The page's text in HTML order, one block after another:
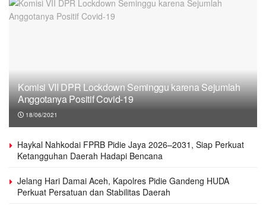
Komisi VII DPR Lockdown Seminggu karena Sejumlah
Anggotanya Positif Covid-19
18/06/2021
Haykal Nahkodai FPRB Pidie Jaya 2026–2031, Siap Perkuat
Ketangguhan Daerah Hadapi Bencana
Jelang Hari Damai Aceh, Kapolres Pidie Gandeng HUDA
Perkuat Persatuan dan Stabilitas Daerah